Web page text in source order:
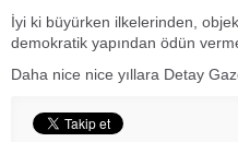
İyi ki büyürken ilkelerinden,
demokratik yapından ödün
Daha nice nice yıllara Detay